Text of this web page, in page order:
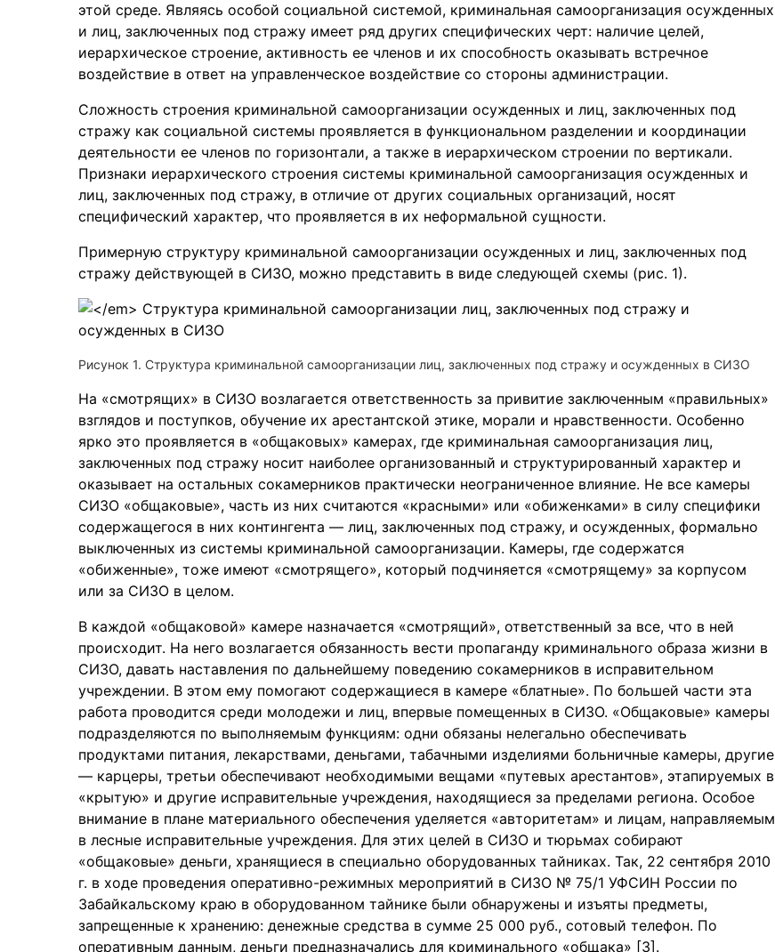
этой среде. Являясь особой социальной системой, криминальная самоорганизация осужденных
и лиц, заключенных под стражу имеет ряд других специфических черт: наличие целей,
иерархическое строение, активность ее членов и их способность оказывать встречное
воздействие в ответ на управленческое воздействие со стороны администрации.
Сложность строения криминальной самоорганизации осужденных и лиц, заключенных под
стражу как социальной системы проявляется в функциональном разделении и координации
деятельности ее членов по горизонтали, а также в иерархическом строении по вертикали.
Признаки иерархического строения системы криминальной самоорганизация осужденных и
лиц, заключенных под стражу, в отличие от других социальных организаций, носят
специфический характер, что проявляется в их неформальной сущности.
Примерную структуру криминальной самоорганизации осужденных и лиц, заключенных под
стражу действующей в СИЗО, можно представить в виде следующей схемы (рис. 1).
Рисунок 1. Структура криминальной самоорганизации лиц, заключенных под стражу и осужденных в СИЗО
На «смотрящих» в СИЗО возлагается ответственность за привитие заключенным «правильных»
взглядов и поступков, обучение их арестантской этике, морали и нравственности. Особенно
ярко это проявляется в «общаковых» камерах, где криминальная самоорганизация лиц,
заключенных под стражу носит наиболее организованный и структурированный характер и
оказывает на остальных сокамерников практически неограниченное влияние. Не все камеры
СИЗО «общаковые», часть из них считаются «красными» или «обиженками» в силу специфики
содержащегося в них контингента — лиц, заключенных под стражу, и осужденных, формально
выключенных из системы криминальной самоорганизации. Камеры, где содержатся
«обиженные», тоже имеют «смотрящего», который подчиняется «смотрящему» за корпусом
или за СИЗО в целом.
В каждой «общаковой» камере назначается «смотрящий», ответственный за все, что в ней
происходит. На него возлагается обязанность вести пропаганду криминального образа жизни в
СИЗО, давать наставления по дальнейшему поведению сокамерников в исправительном
учреждении. В этом ему помогают содержащиеся в камере «блатные». По большей части эта
работа проводится среди молодежи и лиц, впервые помещенных в СИЗО. «Общаковые» камеры
подразделяются по выполняемым функциям: одни обязаны нелегально обеспечивать
продуктами питания, лекарствами, деньгами, табачными изделиями больничные камеры, другие
— карцеры, третьи обеспечивают необходимыми вещами «путевых арестантов», этапируемых в
«крытую» и другие исправительные учреждения, находящиеся за пределами региона. Особое
внимание в плане материального обеспечения уделяется «авторитетам» и лицам, направляемым
в лесные исправительные учреждения. Для этих целей в СИЗО и тюрьмах собирают
«общаковые» деньги, хранящиеся в специально оборудованных тайниках. Так, 22 сентября 2010
г. в ходе проведения оперативно-режимных мероприятий в СИЗО № 75/1 УФСИН России по
Забайкальскому краю в оборудованном тайнике были обнаружены и изъяты предметы,
запрещенные к хранению: денежные средства в сумме 25 000 руб., сотовый телефон. По
оперативным данным, деньги предназначались для криминального «общака» [3].